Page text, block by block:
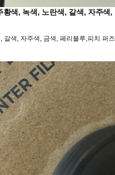
색, 녹색, 노란색, 갈색, 자주색,
갈색, 자주색, 금색, 페리블루,피치 퍼